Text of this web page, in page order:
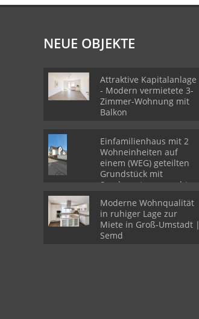
NEUE OBJEKTE
Attraktive Kapitalanlage
- Modern vermietete 3-
Zimmer-Wohnung mit
Balkon
Einfamilienhaus mit 2
Wohneinheiten auf
einem (WEG) geteilten
Grundstück mit
Sondernutzungsrechten
Moderne Wohnqualität
in ruhiger Lage zur
Miete in Groß-Umstadt |
Semd